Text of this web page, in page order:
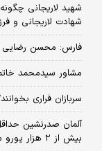
شهید لاریجانی
شهادت لاریجانی و
فارس: محسن رضایی
مشاور سیدمحمد
سربازان فراری
آلمان صدرنشین
بیش از ۲ هزار یورو می‌گیرند